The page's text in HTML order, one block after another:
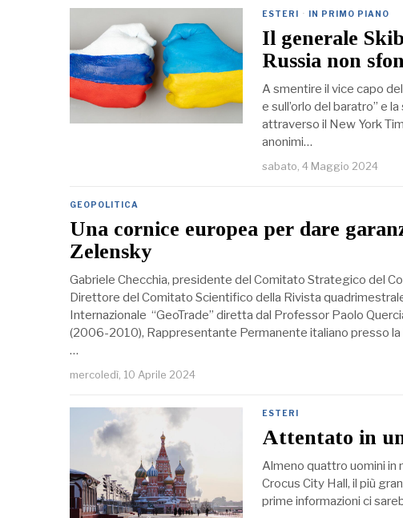
ESTERI · IN PRIMO PIANO
Il generale
Russia non
A smentire il vice capo
e sull’orlo del baratro” e
attraverso il New York
anonimi…
sabato, 4 Maggio 2024
GEOPOLITICA
Una cornice europea per dare
Zelensky
Gabriele Checchia, presidente del Comitato Strategico del
Direttore del Comitato Scientifico della Rivista
Internazionale “GeoTrade” diretta dal Professor Paolo
(2006-2010), Rappresentante Permanente italiano presso
…
mercoledì, 10 Aprile 2024
ESTERI
Attentato in
Almeno quattro uomini in
Crocus City Hall, il più
prime informazioni ci